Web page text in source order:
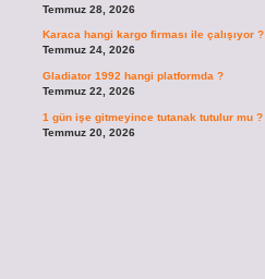
Temmuz 28, 2026
Karaca hangi kargo firması ile çalışıyor ?
Temmuz 24, 2026
Gladiator 1992 hangi platformda ?
Temmuz 22, 2026
1 gün işe gitmeyince tutanak tutulur mu ?
Temmuz 20, 2026